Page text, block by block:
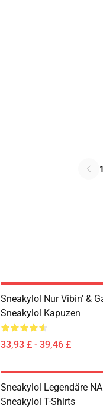
1
Sneakylol Nur Vibin' &
Sneakylol Kapuzen
33,93 £ - 39,46 £
Sneakylol Legendäre
Sneakylol T-Shirts